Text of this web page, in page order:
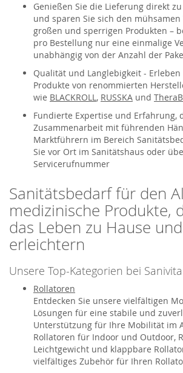
Genießen Sie die Lieferung direkt
und sparen Sie sich den mühsamen
großen und sperrigen Produkten –
pro Bestellung nur eine einmalige
unabhängig von der Anzahl der
Qualität und Langlebigkeit - Erleben
Produkte von renommierten
wie BLACKROLL, RUSSKA und
Fundierte Expertise und Erfahrung,
Zusammenarbeit mit führenden
Marktführern im Bereich
Sie vor Ort im Sanitätshaus oder
Servicerufnummer
Sanitätsbedarf für den
medizinische Produkte,
das Leben zu Hause
erleichtern
Unsere Top-Kategorien bei Sanivita
Rollatoren
Entdecken Sie unsere vielfältigen
Lösungen für eine stabile und
Unterstützung für Ihre Mobilität im
Rollatoren für Indoor und Outdoor,
Leichtgewicht und klappbare
vielfältiges Zubehör für Ihren